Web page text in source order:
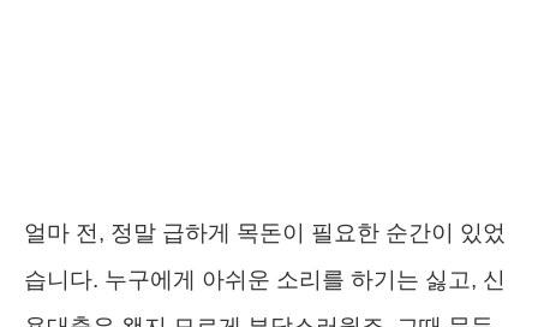
얼마 전, 정말 급하게 목돈이 필요한 순간이 있었
습니다. 누구에게 아쉬운 소리를 하기는 싫고, 신